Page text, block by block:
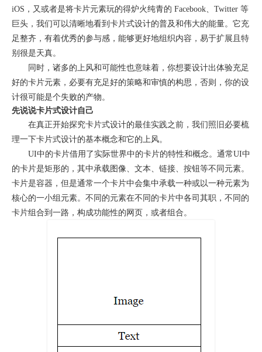
iOS，又或者是将卡片元素玩的得炉火纯青的 Facebook、Twitter 等
巨头，我们可以清晰地看到卡片式设计的普及和伟大的能量。它充
足整齐，有着优秀的参与感，能够更好地组织内容，易于扩展且特
别很是天真。
同时，诸多的上风和可能性也意味着，你想要设计出体验充足
好的卡片元素，必要有充足好的策略和审慎的构思，否则，你的设
计很可能是个失败的产物。
先说说卡片式设计自己
在真正开始探究卡片式设计的最佳实践之前，我们照旧必要梳
理一下卡片式设计的基本概念和它的上风。
UI中的卡片借用了实际世界中的卡片的特性和概念。通常UI中
的卡片是矩形的，其中承载图像、文本、链接、按钮等不同元素。
卡片是容器，但是通常一个卡片中会集中承载一种或以一种元素为
核心的一小组元素。不同的元素在不同的卡片中各司其职，不同的
卡片组合到一路，构成功能性的网页，或者组合。